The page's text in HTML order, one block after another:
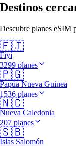
Destinos
Descubre planes eSIM
🇫🇯
Fiyi
3299 planes
🇵🇬
Papúa Nueva Guinea
1536 planes
🇳🇨
Nueva Caledonia
207 planes
🇸🇧
Islas Salomón